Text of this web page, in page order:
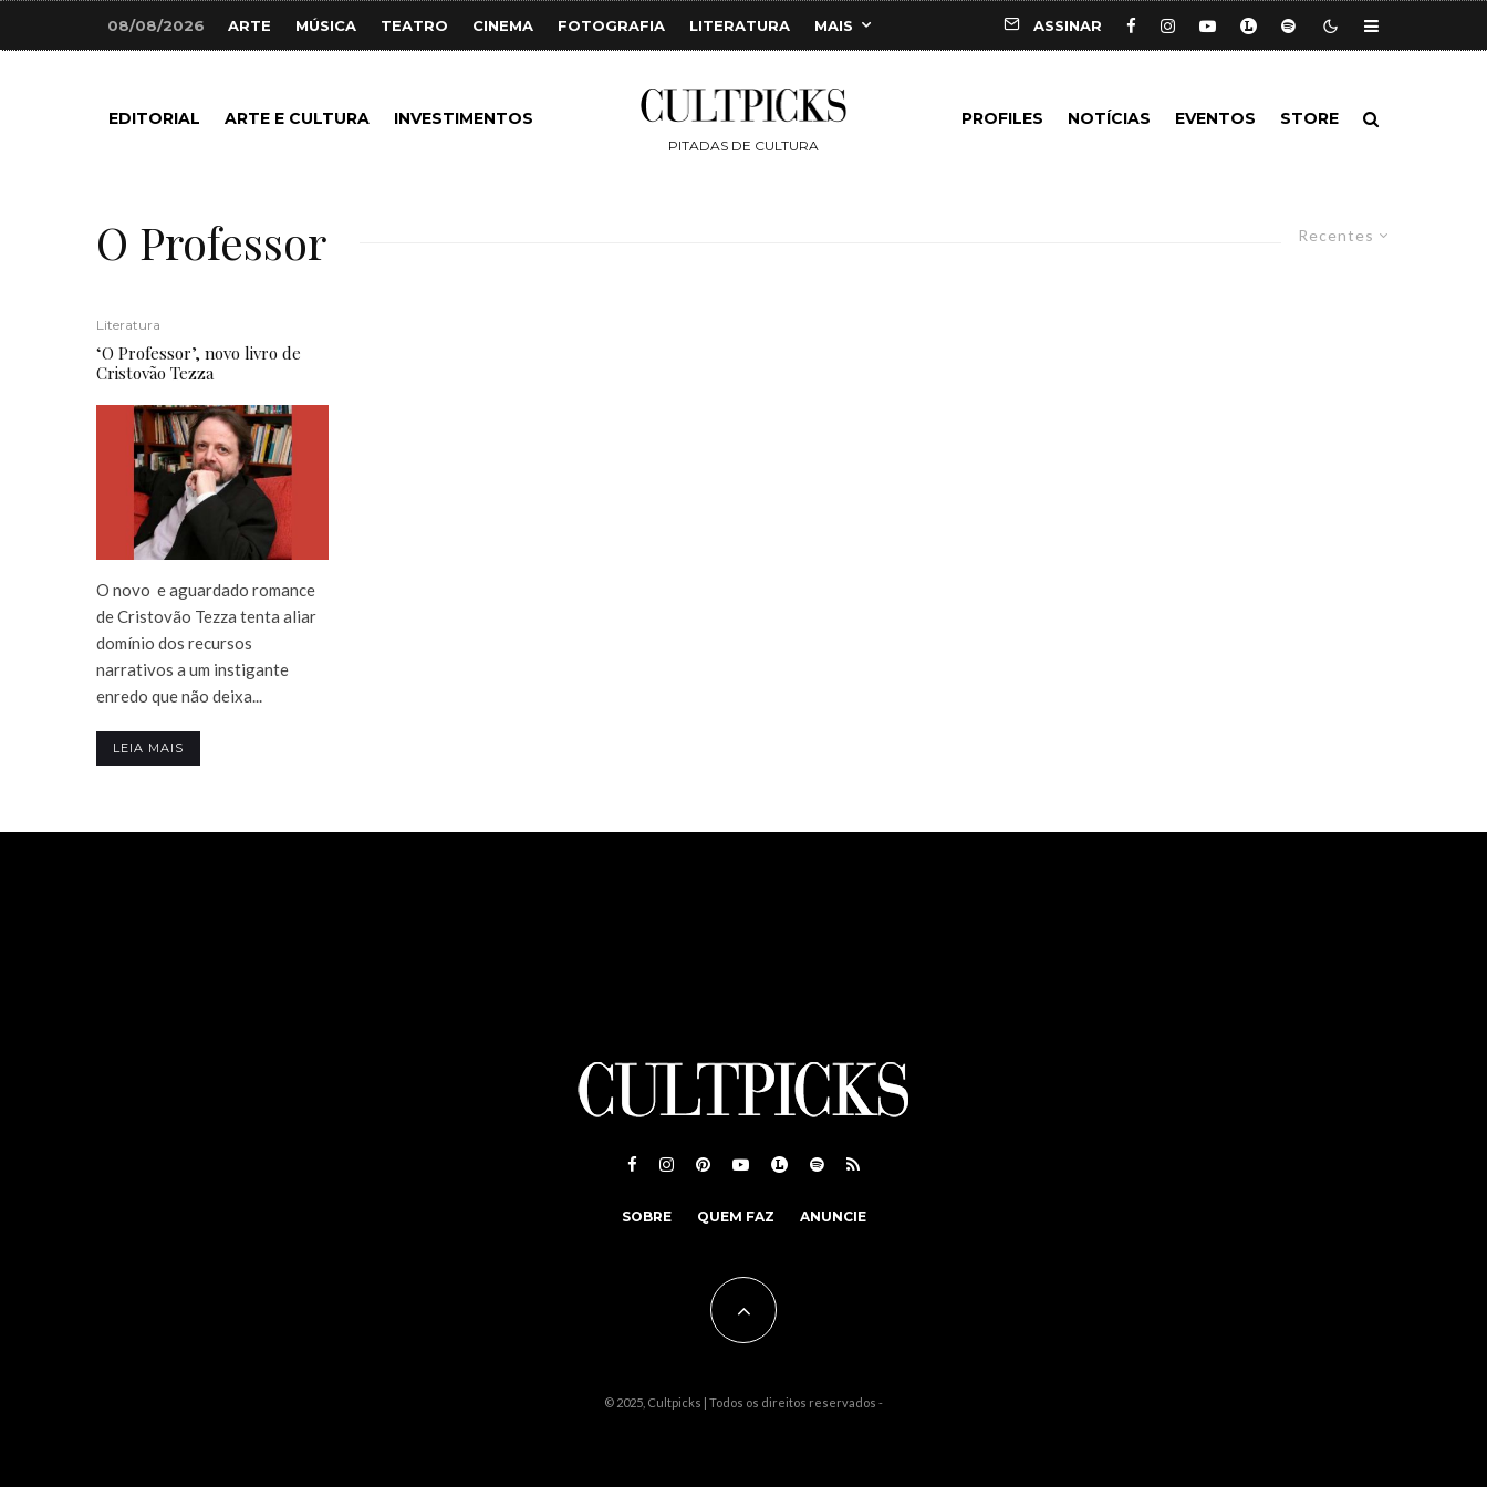
08/08/2026 ARTE MÚSICA TEATRO CINEMA FOTOGRAFIA LITERATURA MAIS ASSINAR
EDITORIAL ARTE E CULTURA INVESTIMENTOS
PITADAS DE CULTURA
PROFILES NOTÍCIAS EVENTOS STORE
Recentes
O Professor
Literatura
‘O Professor’, novo livro de
Cristovão Tezza
O novo e aguardado romance
de Cristovão Tezza tenta aliar
domínio dos recursos
narrativos a um instigante
enredo que não deixa...
LEIA MAIS
SOBRE QUEM FAZ ANUNCIE
© 2025, Cultpicks | Todos os direitos reservados -